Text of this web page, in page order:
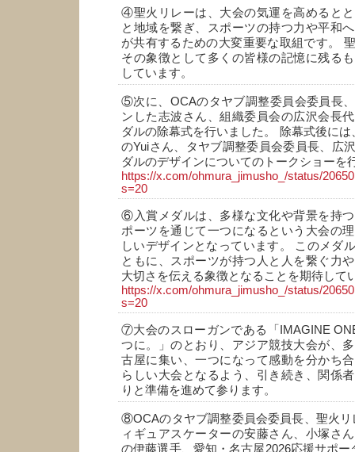
④聖火リレーは、大会の気運を高めると
と地域を繋ぎ、スポーツの持つ力や平和
が共有するための大変重要な取組です。
その象徴として多くの皆様の記憶に残る
しています。
⑤次に、OCAのタヤブ調整委員会委員長
ンした志波さん、組織委員会の広沢会長
ダルの除幕式を行いました。 除幕式後に
のYuiさん、タヤブ調整委員会委員長、広
ダルのデザインについてのトークショーを
https://x.com/ohmura_jimusho_/status/
s=20
⑥入賞メダルは、多様な文化や背景を持
ポーツを通じて一つになるという大会の
しいデザインとなっています。 このメダ
ともに、スポーツが持つ人と人を繋ぐ力
大切さを伝える象徴となることを期待して
https://x.com/ohmura_jimusho_/status/
s=20
⑦大会のスローガンである「IMAGINE
つに。」のとおり、アジア競技大会が、
古屋に集い、一つになって感動を分かち
らしい大会となるよう、引き続き、関係
りと準備を進めて参ります。
⑧OCAのタヤブ調整委員会委員長、聖火リ
ィギュアスケーターの安藤さん、小塚さ
の伊藤選手、愛知・名古屋2026応援サポ